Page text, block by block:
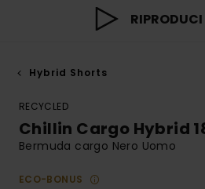
Hybrid Shorts
RECYCLED
Chillin Cargo Hybrid
Bermuda cargo Nero Uomo
ECO-BONUS